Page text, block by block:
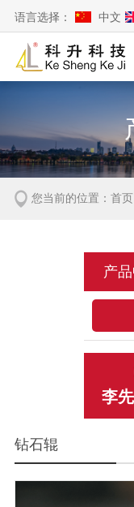
语言选择： 中文
您当前的位置： 首页
产
李
钻石辊